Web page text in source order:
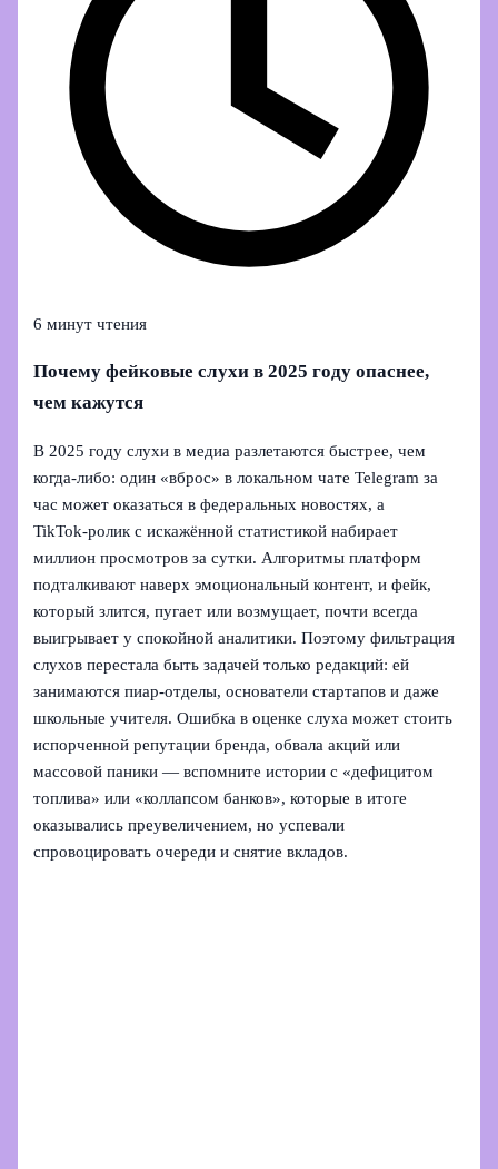
6 минут чтения
Почему фейковые слухи в 2025 году опаснее,
чем кажутся
В 2025 году слухи в медиа разлетаются быстрее, чем
когда‑либо: один «вброс» в локальном чате Telegram за
час может оказаться в федеральных новостях, а
TikTok‑ролик с искажённой статистикой набирает
миллион просмотров за сутки. Алгоритмы платформ
подталкивают наверх эмоциональный контент, и фейк,
который злится, пугает или возмущает, почти всегда
выигрывает у спокойной аналитики. Поэтому фильтрация
слухов перестала быть задачей только редакций: ей
занимаются пиар‑отделы, основатели стартапов и даже
школьные учителя. Ошибка в оценке слуха может стоить
испорченной репутации бренда, обвала акций или
массовой паники — вспомните истории с «дефицитом
топлива» или «коллапсом банков», которые в итоге
оказывались преувеличением, но успевали
спровоцировать очереди и снятие вкладов.